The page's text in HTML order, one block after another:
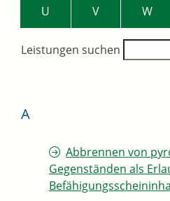
U V W
Leistungen suchen
A
Abbrennen von
Gegenständen als